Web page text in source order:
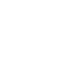
المميزة